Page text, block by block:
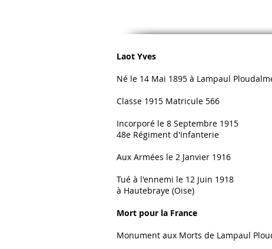
Laot Yves
Né le 14 Mai 1895 à Lampaul
Classe 1915 Matricule 566
Incorporé le 8 Septembre 1915
48e Régiment d'Infanterie
Aux Armées le 2 Janvier 1916
Tué à l'ennemi le 12 Juin 1918
à Hautebraye (Oise)
Mort pour la France
Monument aux Morts de Lampaul